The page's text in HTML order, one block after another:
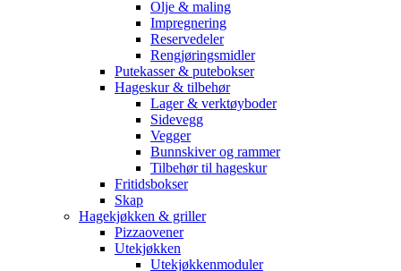
Olje & maling
Impregnering
Reservedeler
Rengjøringsmidler
Putekasser & putebokser
Hageskur & tilbehør
Lager & verktøyboder
Sidevegg
Vegger
Bunnskiver og rammer
Tilbehør til hageskur
Fritidsbokser
Skap
Hagekjøkken & griller
Pizzaovener
Utekjøkken
Utekjøkkenmoduler